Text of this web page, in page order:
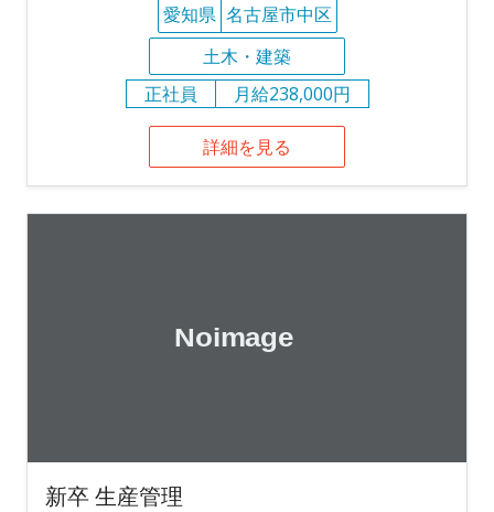
愛知県 名古屋市中区
土木・建築
正社員
月給238,000円
詳細を見る
新卒 生産管理